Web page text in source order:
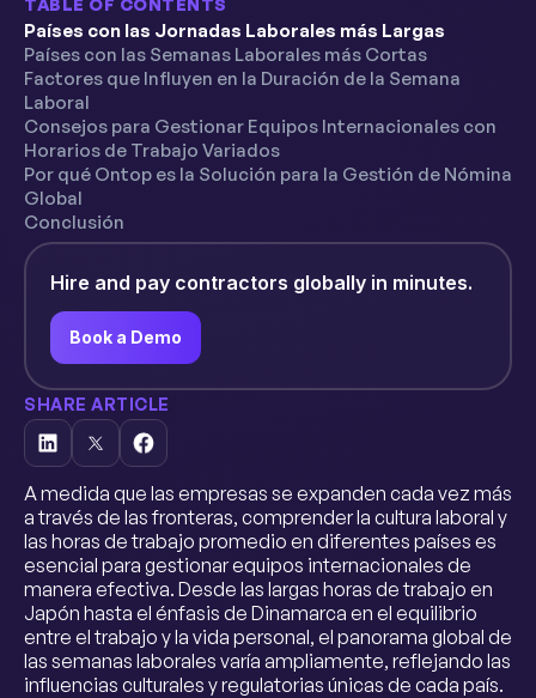
TABLE OF CONTENTS
Países con las Jornadas Laborales más Largas
Países con las Semanas Laborales más Cortas
Factores que Influyen en la Duración de la Semana
Laboral
Consejos para Gestionar Equipos Internacionales con
Horarios de Trabajo Variados
Por qué Ontop es la Solución para la Gestión de Nómina
Global
Conclusión
Hire and pay contractors globally in minutes.
Book a Demo
SHARE ARTICLE
A medida que las empresas se expanden cada vez más
a través de las fronteras, comprender la cultura laboral y
las horas de trabajo promedio en diferentes países es
esencial para gestionar equipos internacionales de
manera efectiva. Desde las largas horas de trabajo en
Japón hasta el énfasis de Dinamarca en el equilibrio
entre el trabajo y la vida personal, el panorama global de
las semanas laborales varía ampliamente, reflejando las
influencias culturales y regulatorias únicas de cada país.